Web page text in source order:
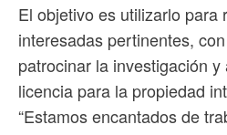
El objetivo es utilizarlo para
interesadas pertinentes,
patrocinar la investigación
licencia para la propiedad
“Estamos encantados de